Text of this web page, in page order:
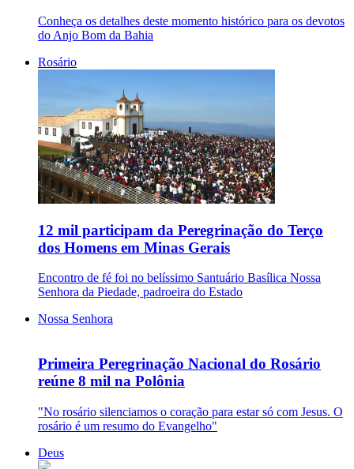
Conheça os detalhes deste momento histórico para os devotos
do Anjo Bom da Bahia
Rosário
12 mil participam da Peregrinação do Terço
dos Homens em Minas Gerais
Encontro de fé foi no belíssimo Santuário Basílica Nossa
Senhora da Piedade, padroeira do Estado
Nossa Senhora
Primeira Peregrinação Nacional do Rosário
reúne 8 mil na Polônia
"No rosário silenciamos o coração para estar só com Jesus. O
rosário é um resumo do Evangelho"
Deus